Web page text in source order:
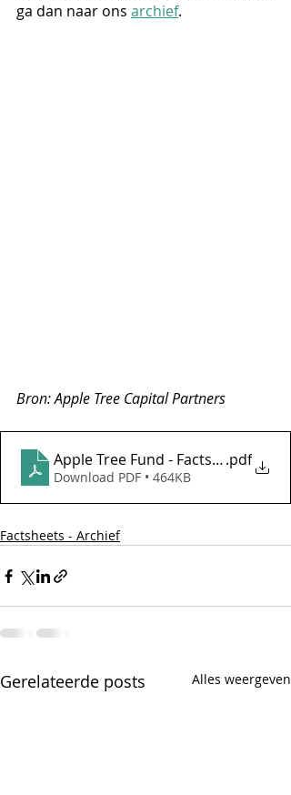
ga dan naar ons archief.
Bron: Apple Tree Capital Partners
Apple Tree Fund - Factsheet mei
.pdf
Download PDF • 464KB
Factsheets - Archief
Gerelateerde posts Alles weergeven